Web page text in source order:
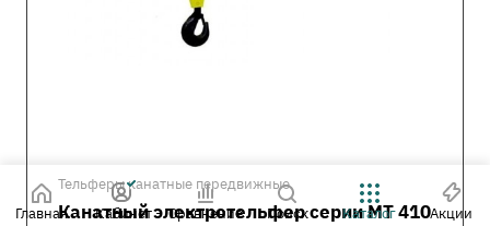
Тельферы канатные передвижные
Канатный электротельфер серии MT 410
Главная Кабинет Сравнение Поиск Каталог Акции